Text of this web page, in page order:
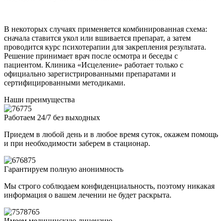
В некоторых случаях применяется комбинированная схема:
сначала ставится укол или вшивается препарат, а затем
проводится курс психотерапии для закрепления результата.
Решение принимает врач после осмотра и беседы с
пациентом. Клиника «Исцеление» работает только с
официально зарегистрированными препаратами и
сертифицированными методиками.
Наши преимущества
Работаем 24/7 без выходных
Приедем в любой день и в любое время суток, окажем помощь
и при необходимости заберем в стационар.
Гарантируем полную анонимность
Мы строго соблюдаем конфиденциальность, поэтому никакая
информация о вашем лечении не будет раскрыта.